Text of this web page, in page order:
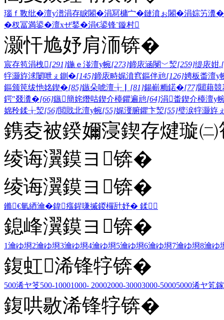
瑙ｆ斁纰�澶у潽涓存睙闂�涓冩槦宀�鏈濆ぉ闂�涓婃竻瀵�
�杈冨満鍙�澶хぜ鍫�涓€鍙锋ˉ鏇村
灏忓尯妤肩洏锛�
宸存笣涓栧[291]鍦ｅ湴澶у帵[273]鍗庡涵閿﹀洯[259]缇庡姏.
牸灏斿浗闄呭ぇ鍘�[145]鍗庡畤娓濆窞鏂伴兘[126]娉板畨澶у
鏂颁笢绂忚姳鍥�[85]鏃朵唬澶╁▏ [81]鍚嶄粫鍩�[77]閮藉
鍔″叕瀵�[66]鏃簡姹熸咕鍥介檯鑺遍兘[64]涓畨鍥介檯澶у
婂矝鍒╁洯[56]閲戝北澶у帵[55]娓濅腑鑺卞洯[55]璧涙牸灏斿
鎸夌被鍨嬭寖鍥存煡璇
绫诲瀷鏌ヨ锛�
绫诲瀷鏌ヨ锛�
鏅€氫綇瀹�鍏瘬鍟嗛摵鍐欏瓧妤� 鍒
鎴峰瀷鏌ヨ锛�
1瀹ゆ埛2瀹ゆ埛3瀹ゆ埛4瀹ゆ埛5瀹ゆ埛6瀹ゆ埛7瀹ゆ埛8瀹ゆ
鍑虹浠锋牸锛�
500浠ヤ笅500-10001000- 20002000-30003000-50005000浠ヤ笂
鍑哄敭浠锋牸锛�